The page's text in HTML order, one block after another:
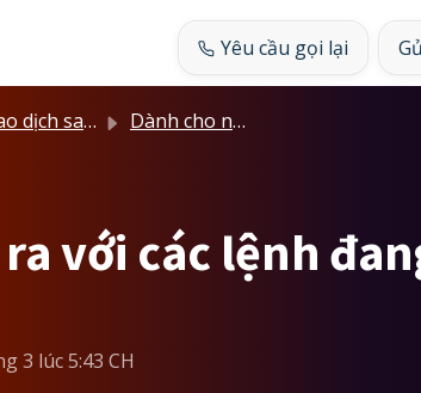
Yêu cầu gọi lại
dịch sao chép Dành cho nhà cung cấp
với các lệnh
3 lúc 5:43 CH